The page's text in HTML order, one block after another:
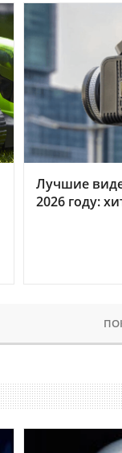
Лучшие
2026 году: